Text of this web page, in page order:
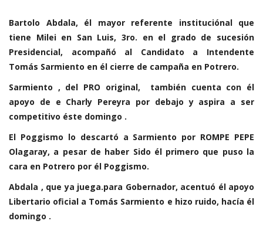
Bartolo Abdala, él mayor referente instituciónal que
tiene Milei en San Luis, 3ro. en el grado de sucesión
Presidencial, acompañó al Candidato a Intendente
Tomás Sarmiento en él cierre de campaña en Potrero.
Sarmiento , del PRO original, también cuenta con él
apoyo de e Charly Pereyra por debajo y aspira a ser
competitivo éste domingo .
El Poggismo lo descartó a Sarmiento por ROMPE PEPE
Olagaray, a pesar de haber Sido él primero que puso la
cara en Potrero por él Poggismo.
Abdala , que ya juega.para Gobernador, acentuó él apoyo
Libertario oficial a Tomás Sarmiento e hizo ruido, hacía él
domingo .